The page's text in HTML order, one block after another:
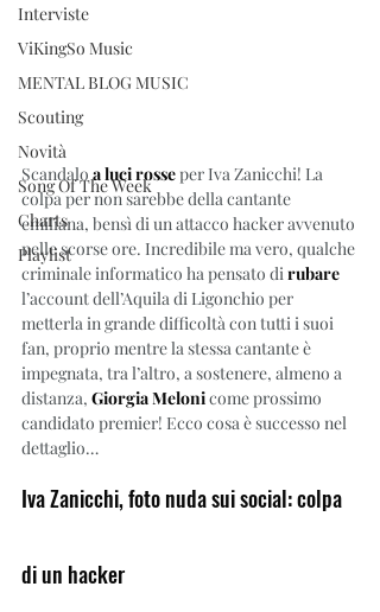
Interviste
ViKingSo Music
MENTAL BLOG MUSIC
Scouting
Novità
Song Of The Week
Charts
Playlist
Scandalo a luci rosse per Iva Zanicchi! La
colpa per non sarebbe della cantante
emiliana, bensì di un attacco hacker avvenuto
nelle scorse ore. Incredibile ma vero, qualche
criminale informatico ha pensato di rubare
l’account dell’Aquila di Ligonchio per
metterla in grande difficoltà con tutti i suoi
fan, proprio mentre la stessa cantante è
impegnata, tra l’altro, a sostenere, almeno a
distanza, Giorgia Meloni come prossimo
candidato premier! Ecco cosa è successo nel
dettaglio…
Iva Zanicchi, foto nuda sui social: colpa
di un hacker